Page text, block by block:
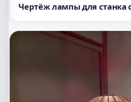
Чертёж лампы для станка